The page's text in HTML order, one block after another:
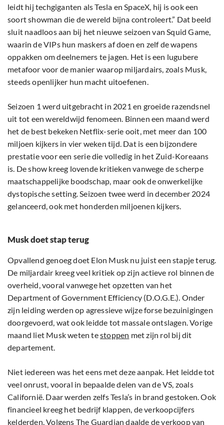
leidt hij techgiganten als Tesla en SpaceX, hij is ook een
soort showman die de wereld bijna controleert.” Dat beeld
sluit naadloos aan bij het nieuwe seizoen van Squid Game,
waarin de VIPs hun maskers af doen en zelf de wapens
oppakken om deelnemers te jagen. Het is een lugubere
metafoor voor de manier waarop miljardairs, zoals Musk,
steeds openlijker hun macht uitoefenen.
Seizoen 1 werd uitgebracht in 2021 en groeide razendsnel
uit tot een wereldwijd fenomeen. Binnen een maand werd
het de best bekeken Netflix-serie ooit, met meer dan 100
miljoen kijkers in vier weken tijd. Dat is een bijzondere
prestatie voor een serie die volledig in het Zuid-Koreaans
is. De show kreeg lovende kritieken vanwege de scherpe
maatschappelijke boodschap, maar ook de onwerkelijke
dystopische setting. Seizoen twee werd in december 2024
gelanceerd, ook met honderden miljoenen kijkers.
Musk doet stap terug
Opvallend genoeg doet Elon Musk nu juist een stapje terug.
De miljardair kreeg veel kritiek op zijn actieve rol binnen de
overheid, vooral vanwege het opzetten van het
Department of Government Efficiency (D.O.G.E.). Onder
zijn leiding werden op agressieve wijze forse bezuinigingen
doorgevoerd, wat ook leidde tot massale ontslagen. Vorige
maand liet Musk weten testoppen met zijn rol bij dit
departement.
Niet iedereen was het eens met deze aanpak. Het leidde tot
veel onrust, vooral in bepaalde delen van de VS, zoals
Californië. Daar werden zelfs Tesla’s in brand gestoken. Ook
financieel kreeg het bedrijf klappen, de verkoopcijfers
kelderden. Volgens The Guardiandaalde de verkoop van